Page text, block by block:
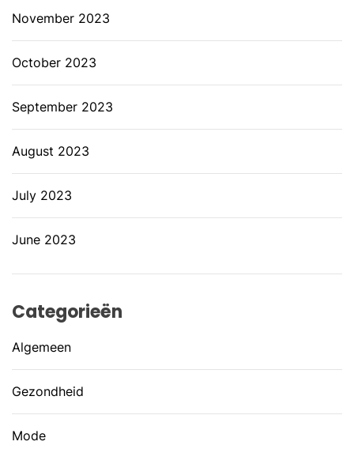
November 2023
October 2023
September 2023
August 2023
July 2023
June 2023
Categorieën
Algemeen
Gezondheid
Mode